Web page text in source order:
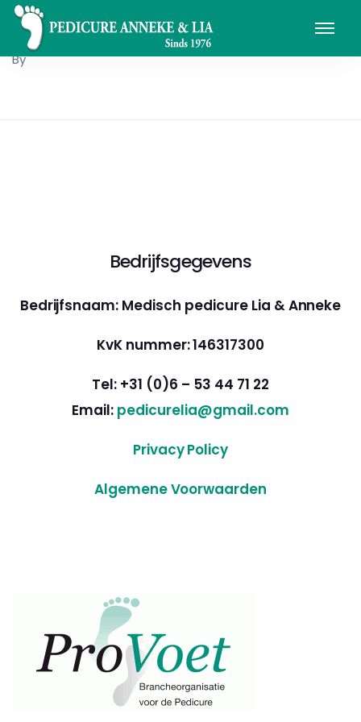
By
Bedrijfsgegevens
Bedrijfsnaam: Medisch pedicure Lia & Anneke
KvK nummer: 146317300
Tel: +31 (0)6 – 53 44 71 22
Email: pedicurelia@gmail.com
Privacy Policy
Algemene Voorwaarden